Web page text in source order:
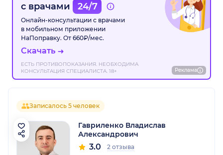
с врачами
24/7
Онлайн-консультации с врачами
в мобильном приложении
НаПоправку. От 660₽/мес.
Скачать
ЕСТЬ ПРОТИВОПОКАЗАНИЯ. НЕОБХОДИМА
КОНСУЛЬТАЦИЯ СПЕЦИАЛИСТА. 18+
Реклама
Записалось 5 человек
Гавриленко Владислав
Александрович
3.0 2 отзыва